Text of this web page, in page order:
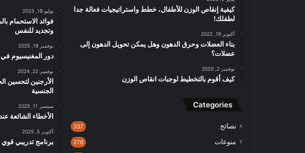
كيفية إنقاص الوزن للأطفال، خطط واستراتيجيات فعالة جدا
لطفلك!
أكتوبر 19, 2022
بناء العضلات وحرق الدهون وهل يمكن تحويل الدهون إلى
عضلات؟
نوفمبر 2, 2020
كيف أقوم بالتخطيط لوجبات انقاص الوزن
Categories
نصائح 337
منوعات 276
يوليو 18, 2025
فوائد الاستحمام
وتجديد للنفس
نوفمبر 18, 2025
دور المغنيسيوم في
نوفمبر 22, 2024
الأرجنين لتحسين
الجنسية
سبتمبر 11, 2025
الأخطاء الشائعة
أكتوبر 5, 2025
برنامج تدريبي